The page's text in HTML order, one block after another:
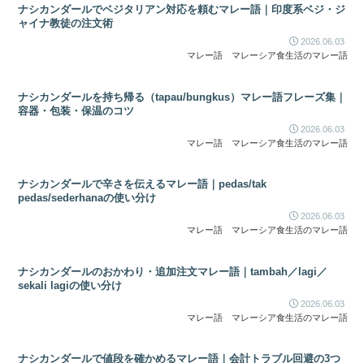
ナシカンダールでベジタリアン対応を頼むマレー語｜印度系ベジ・ジ
ャイナ教徒の注文術
2026.06.03
マレー語
マレーシア食生活のマレー語
ナシカンダールを持ち帰る（tapau/bungkus）マレー語フレーズ集｜
容器・包装・保温のコツ
2026.06.03
マレー語
マレーシア食生活のマレー語
ナシカンダールで辛さを伝えるマレー語｜pedas/tak
pedas/sederhanaの使い分け
2026.06.03
マレー語
マレーシア食生活のマレー語
ナシカンダールのおかわり・追加注文マレー語｜tambah／lagi／
sekali lagiの使い分け
2026.06.03
マレー語
マレーシア食生活のマレー語
ナシカンダールで値段を確かめるマレー語｜会計トラブル回避の3つ